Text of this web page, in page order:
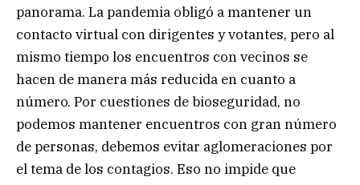
panorama. La pandemia obligó a mantener un
contacto virtual con dirigentes y votantes, pero al
mismo tiempo los encuentros con vecinos se
hacen de manera más reducida en cuanto a
número. Por cuestiones de bioseguridad, no
podemos mantener encuentros con gran número
de personas, debemos evitar aglomeraciones por
el tema de los contagios. Eso no impide que